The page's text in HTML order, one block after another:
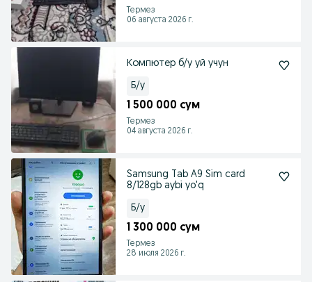
Термез
06 августа 2026 г.
Компютер б/у уй учун
Б/у
1 500 000 сум
Термез
04 августа 2026 г.
Samsung Tab A9 Sim card
8/128gb aybi yo'q
Б/у
1 300 000 сум
Термез
28 июля 2026 г.